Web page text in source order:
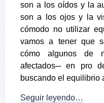
son a los oídos y la
son a los ojos y la
cómodo no utilizar
vamos a tener que
cómo algunos de
afectados─ en pro
buscando el equilibrio
Seguir leyendo…